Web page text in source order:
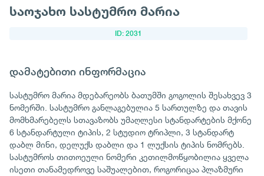
საოჯახო სასტუმრო მარია
ID: 2031
დამატებითი ინფორმაცია
სასტუმრო მარია მდებარეობს ბათუმში გოგოლის შესახვევ 3
ნომერში. სასტუმრო განლაგებულია 5 სართულზე და თავის
მომხმარებელს სთავაზობს უმაღლესი სტანდარტების მქონე
6 სტანდარტული ტიპის, 2 სტუდიო ტრიპლი, 3 სტანდარტ
დაბლ მინი, დელუქს დაბლი და 1 ლუქსის ტიპის ნომრებს.
სასტუმროს თითოეული ნომერი კეთილმოწყობილია ყველა
ისეთი თანამედროვე საშუალებით, როგორიცაა პლაზმური